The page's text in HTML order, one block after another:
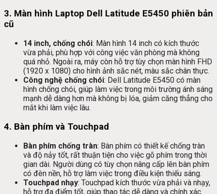
3. Màn hình Laptop Dell Latitude E5450 phiên bản
cũ
14 inch, chống chói: Màn hình 14 inch có kích thước
vừa phải, phù hợp với công việc văn phòng mà không
quá nhỏ. Ngoài ra, máy còn hỗ trợ tùy chọn màn hình FHD
(1920 x 1080) cho hình ảnh sắc nét, màu sắc chân thực.
Công nghệ chống chói: Dell Latitude E5450 có màn
hình chống chói, giúp làm việc trong môi trường ánh sáng
mạnh dễ dàng hơn mà không bị lóa, giảm căng thẳng cho
mắt khi làm việc lâu.
4. Bàn phím và Touchpad
Bàn phím chống tràn: Bàn phím có thiết kế chống tràn
và độ nảy tốt, rất thuận tiện cho việc gõ phím trong thời
gian dài. Người dùng có tùy chọn nâng cấp lên bàn phím
có đèn nền, hỗ trợ làm việc trong điều kiện thiếu sáng.
Touchpad nhạy: Touchpad kích thước vừa phải và nhạy,
hỗ trợ đa điểm tốt, giúp thao tác dễ dàng và chính xác.